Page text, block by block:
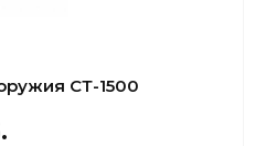
СТ-1500